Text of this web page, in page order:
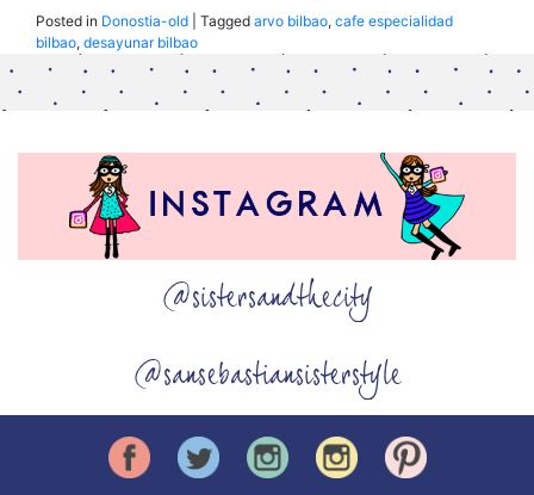
Posted in Donostia-old Tagged arvo bilbao, cafe especialidad
bilbao, desayunar bilbao
@sistersandthecity
@sansebastiansisterstyle